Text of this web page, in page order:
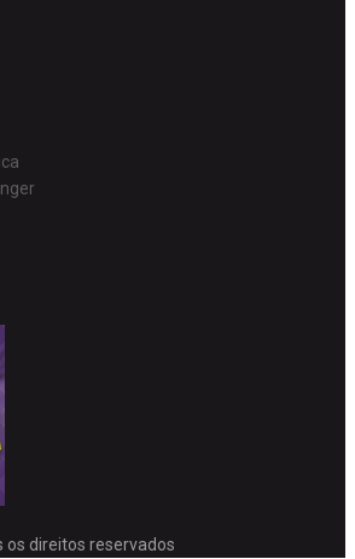
os direitos reservados